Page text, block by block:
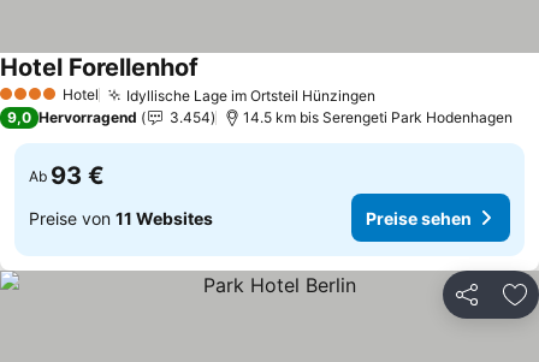
4 Sterne Hotel Idyllische Lage im Ortsteil Hünzingen
Hotel Forellenhof
9,0 Hervorragend 3.454 14.5 km bis Serengeti Park Hodenhagen
Ab 93 €
Preise von 11 Websites Preise sehen
Teilen